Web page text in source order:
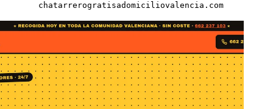
chatarrerogratisadomiciliovalencia.com